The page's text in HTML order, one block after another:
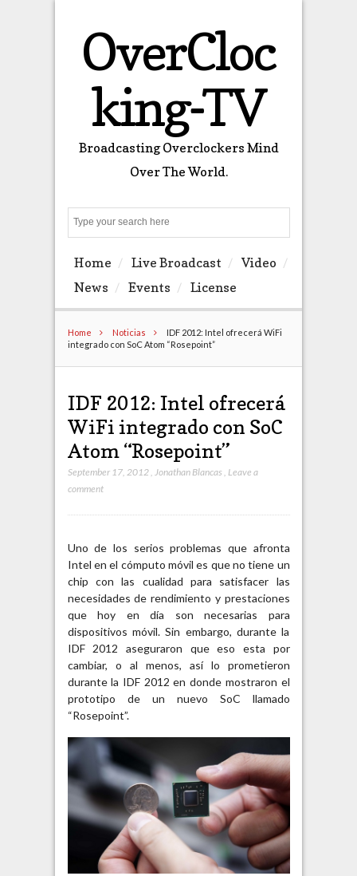
OverCloc
king-TV
Broadcasting Overclockers Mind
Over The World.
Home Live Broadcast
Video
News
Events License
Home Noticias
IDF 2012: Intel ofrecerá WiFi
integrado con SoC Atom “Rosepoint”
IDF 2012: Intel ofrecerá
WiFi integrado con SoC
Atom “Rosepoint”
September 17, 2012, Jonathan Blancas Leave a
comment
Uno de los serios problemas que afronta
Intel en el cómputo móvil es que no tiene un
chip con las cualidad para satisfacer las
necesidades de rendimiento y prestaciones
que hoy en día son necesarias para
dispositivos móvil. Sin embargo, durante la
IDF 2012 aseguraron que eso esta por
cambiar, o al menos, así lo prometieron
durante la IDF 2012 en donde mostraron el
prototipo de un nuevo SoC llamado
“Rosepoint”.